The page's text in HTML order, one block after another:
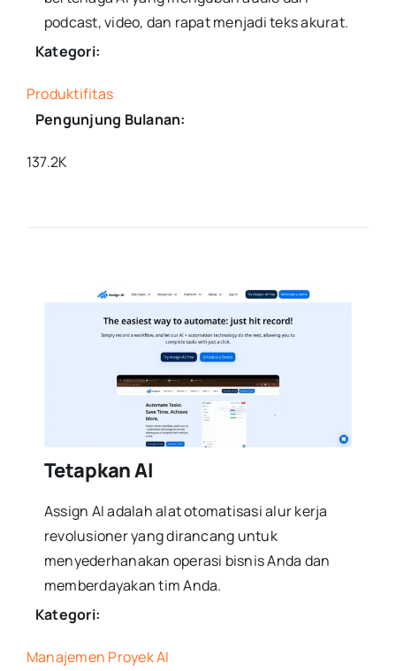
podcast, video, dan rapat menjadi teks akurat.
Kategori:
Produktifitas
Pengunjung Bulanan:
137.2K
Tetapkan AI
Assign AI adalah alat otomatisasi alur kerja
revolusioner yang dirancang untuk
menyederhanakan operasi bisnis Anda dan
memberdayakan tim Anda.
Kategori:
Manajemen Proyek AI